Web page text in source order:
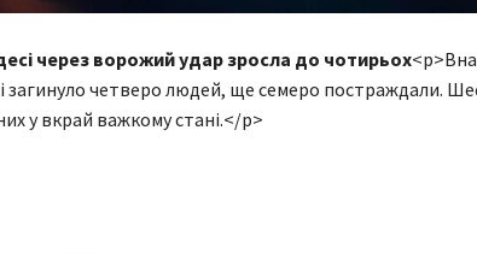
через ворожий удар зросла до чотирьох
загинуло четверо людей, ще семеро постраждали.
у вкрай важкому стані.</p>